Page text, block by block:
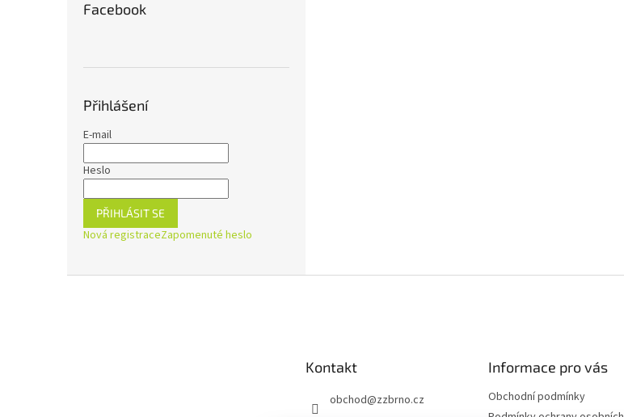
Facebook
Přihlášení
E-mail
Heslo
PŘIHLÁSIT SE
Nová registraceZapomenuté heslo
Kontakt
obchod@zzbrno.cz
Informace pro vás
Obchodní podmínky